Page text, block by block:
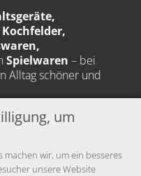
Spielwaren – bei
Alltag schöner und
Waldbrunn,
um
machen wir, um ein besseres
unsere Website